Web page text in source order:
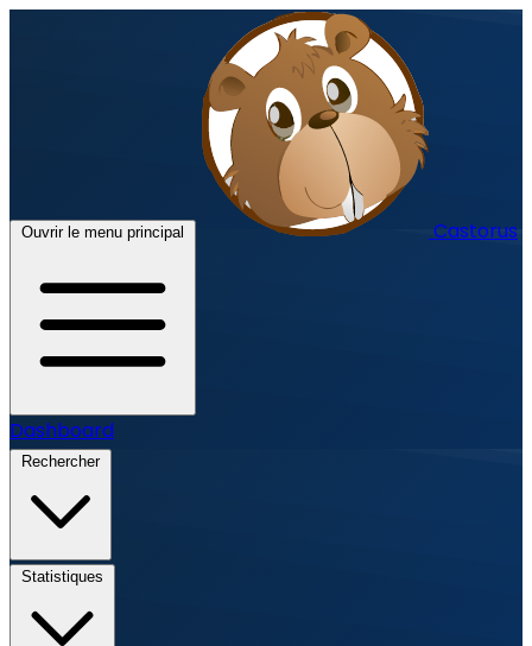
Ouvrir le menu principal Castorus
Dashboard
Rechercher
Statistiques